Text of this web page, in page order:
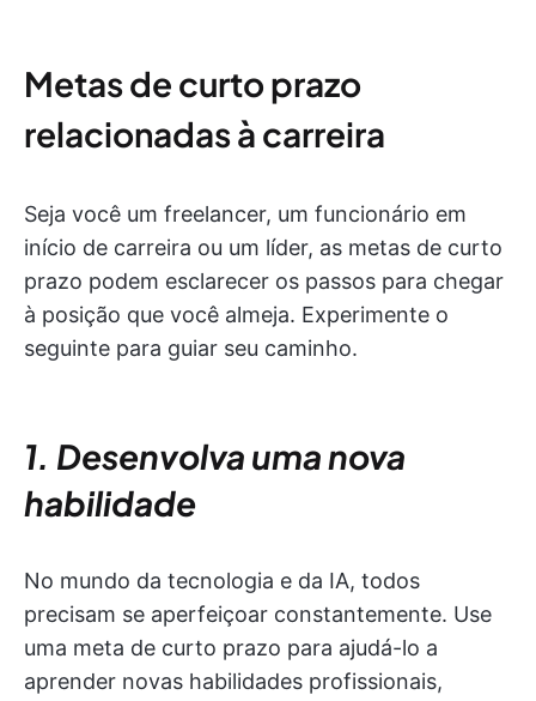
Metas de curto prazo
relacionadas à carreira
Seja você um freelancer, um funcionário em
início de carreira ou um líder, as metas de curto
prazo podem esclarecer os passos para chegar
à posição que você almeja. Experimente o
seguinte para guiar seu caminho.
1. Desenvolva uma nova
habilidade
No mundo da tecnologia e da IA, todos
precisam se aperfeiçoar constantemente. Use
uma meta de curto prazo para ajudá-lo a
aprender novas habilidades profissionais,